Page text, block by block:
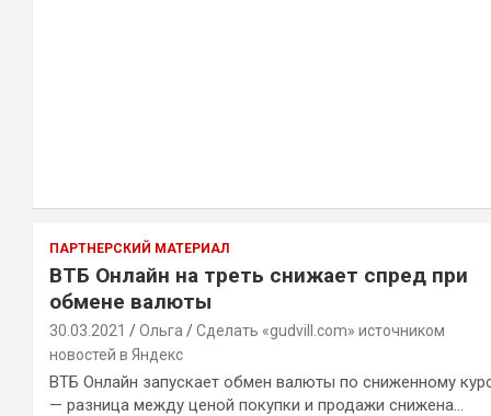
ПАРТНЕРСКИЙ МАТЕРИАЛ
ВТБ Онлайн на треть снижает спред при
обмене валюты
30.03.2021 Ольга
Сделать «gudvill.com» источником
новостей в Яндекс
ВТБ Онлайн запускает обмен валюты по сниженному
— разница между ценой покупки и продажи снижена…